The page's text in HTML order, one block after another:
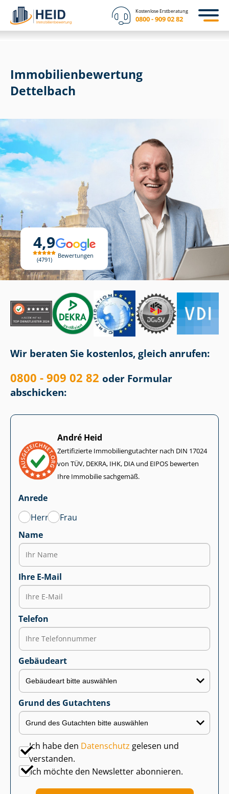
Kostenlose Erstberatung
0800 - 909 02 82
4,9
4791
Bewertungen
Immobilien­bewertung
Dettelbach
Wir beraten Sie kostenlos, gleich anrufen:
0800 - 909 02 82 oder Formular
abschicken:
André Heid
Zertifizierte Im­mo­bi­li­en­gut­ach­ter nach DIN 17024
von TÜV, DEKRA, IHK, DIA und EIPOS bewerten
Ihre Immobilie sachgemäß.
Anrede
Herr
Frau
Name
Ihre E-Mail
Telefon
Gebäudeart
Grund des Gutachtens
Ich habe den Datenschutz gelesen und
verstanden.
Ich möchte den Newsletter abonnieren.